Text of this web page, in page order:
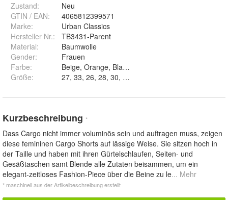
Zustand:
Neu
GTIN / EAN:
4065812399571
Marke:
Urban Classics
Hersteller Nr.:
TB3431-Parent
Material:
Baumwolle
Gender:
Frauen
Farbe:
Größe:
Kurzbeschreibung *
Dass Cargo nicht immer voluminös sein und auftragen muss, zeigen
diese femininen Cargo Shorts auf lässige Weise. Sie sitzen hoch in
der Taille und haben mit ihren Gürtelschlaufen, Seiten- und
Gesäßtaschen samt Blende alle Zutaten beisammen, um ein
elegant-zeitloses Fashion-Piece über die Beine zu le... Mehr
* maschinell aus der Artikelbeschreibung erstellt